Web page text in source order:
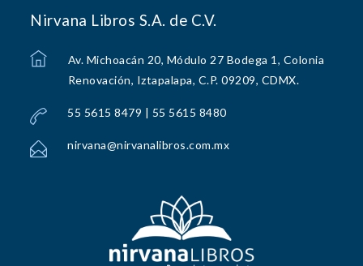
Nirvana Libros S.A. de C.V.
Av. Michoacán 20, Módulo 27 Bodega 1, Colonia
Renovación, Iztapalapa, C.P. 09209, CDMX.
55 5615 8479 | 55 5615 8480
nirvana@nirvanalibros.com.mx